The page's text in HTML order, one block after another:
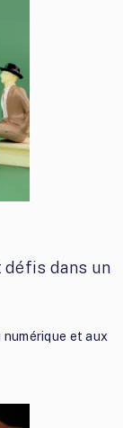
défis dans un
numérique et aux